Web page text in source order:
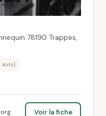
78190 Trappes,
avis)
Voir la fiche